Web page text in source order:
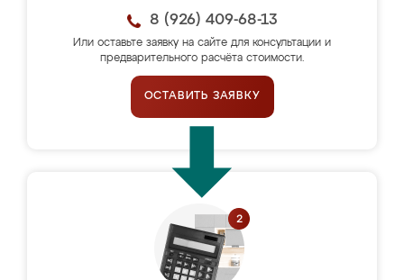
8 (926) 409-68-13
Или оставьте заявку на сайте для консультации и
предварительного расчёта стоимости.
ОСТАВИТЬ ЗАЯВКУ